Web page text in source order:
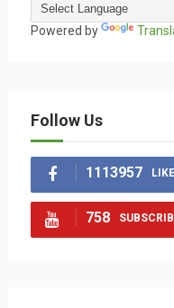
Powered by
Follow Us
1113957
758